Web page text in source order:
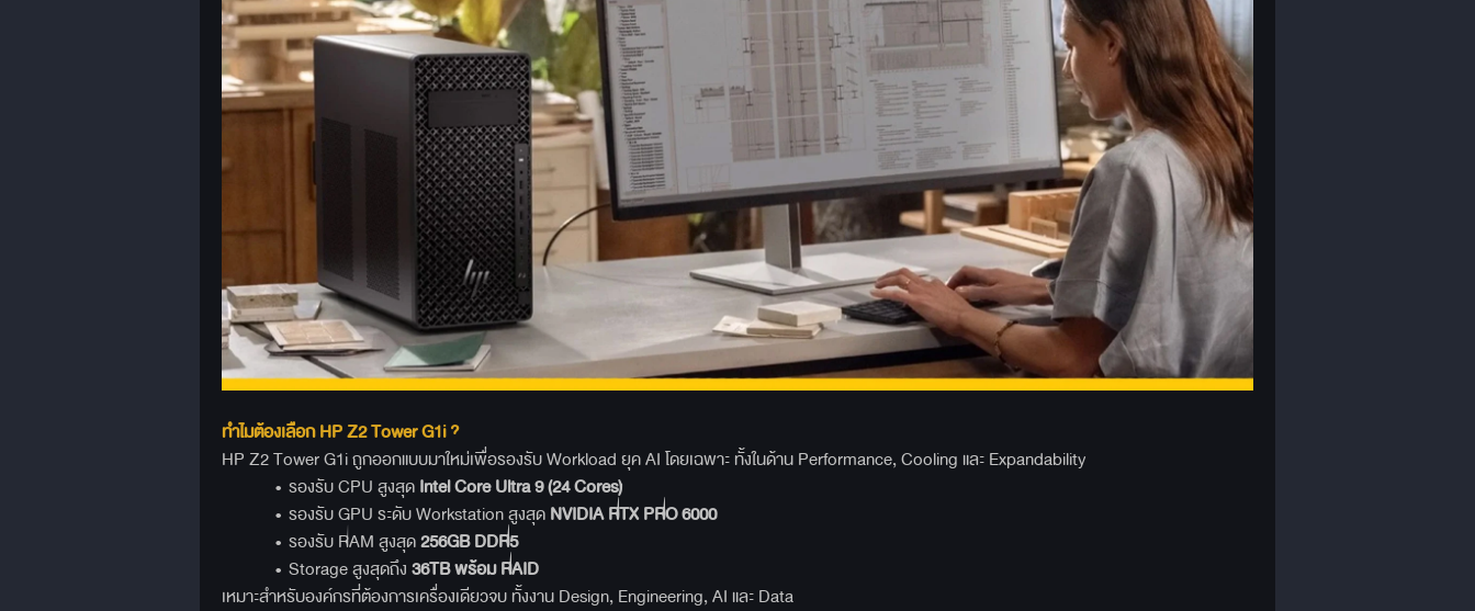
ทำไมต้องเลือก HP Z2 Tower G1i ?
HP Z2 Tower G1i ถูกออกแบบมาใหม่เพื่อรองรับ Workload ยุค AI โดยเฉพาะ ทั้งในด้าน Performance, Cooling และ Expandability
• รองรับ CPU สูงสุด Intel Core Ultra 9 (24 Cores)
• รองรับ GPU ระดับ Workstation สูงสุด NVIDIA RTX PRO 6000
• รองรับ RAM สูงสุด256GB DDR5
• Storage สูงสุดถึง 36TBพร้อม RAID
เหมาะสำหรับองค์กรที่ต้องการเครื่องเดียวจบ ทั้งงาน Design, Engineering, AI และ Data